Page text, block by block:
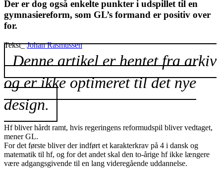
Der er dog også enkelte punkter i udspillet til en
gymnasiereform, som GL’s formand er positiv over
for.
Tekst_Johan Rasmussen
Denne artikel er hentet fra arkiv
og er ikke optimeret til det nye
design.
Hf bliver hårdt ramt, hvis regeringens reformudspil bliver vedtaget,
mener GL.
For det første bliver der indført et karakterkrav på 4 i dansk og
matematik til hf, og for det andet skal den to-årige hf ikke længere
være adgangsgivende til en lang videregående uddannelse.